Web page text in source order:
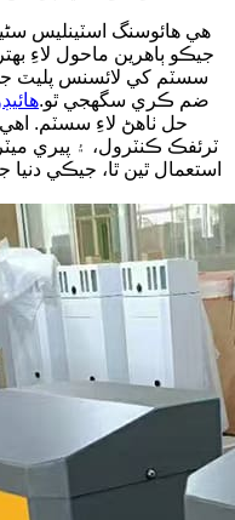
هي هائوسنگ اسٽينلیس
جيڪو ٻاهرين ماحول لاءِ
سسٽم کي لائسنس پليٽ
ضم ڪري سگهجي ٿو.
حل ٺاهڻ لاءِ سسٽم.
ٽرئفڪ ڪنٽرول، ۽ پيري
استعمال ٿين ٿا، جيڪي